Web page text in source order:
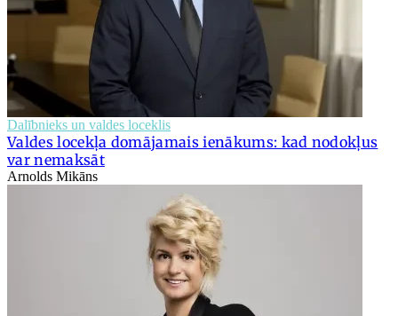
Dalībnieks un valdes loceklis
Valdes locekļa domājamais ienākums: kad nodokļus
var nemaksāt
Arnolds Mikāns